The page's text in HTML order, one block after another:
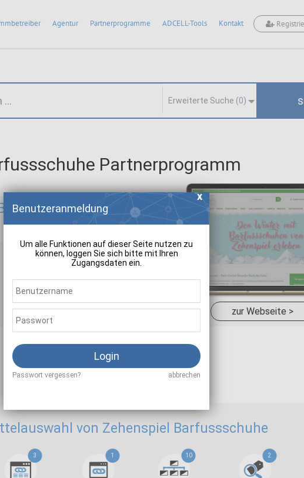
Agentur Partnerprogramme ADCELL-Tools Kontakt
Erweiterte Suche (0)
Partnerprogramm
5,00 - 7,00 %
zur Webseite >
Als Affiliate registrieren
von Zehenspiel Barfussschuhe
3 1 10 2
Benutzeranmeldung
Um alle Funktionen auf dieser Seite nutzen zu
können, loggen Sie sich bitte mit Ihren
Zugangsdaten ein.
Login
Passwort vergessen? abbrechen